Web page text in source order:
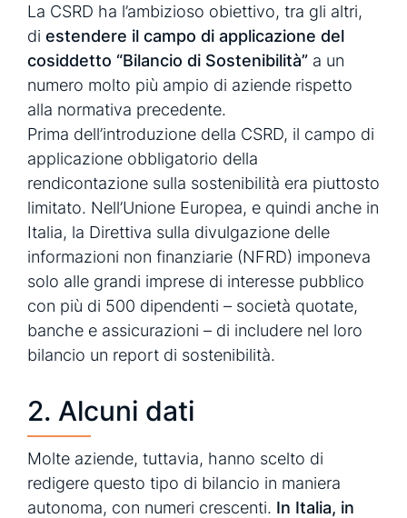
La CSRD ha l’ambizioso obiettivo, tra gli altri,
di estendere il campo di applicazione del
cosiddetto “Bilancio di Sostenibilità” a un
numero molto più ampio di aziende rispetto
alla normativa precedente.
Prima dell’introduzione della CSRD, il campo di
applicazione obbligatorio della
rendicontazione sulla sostenibilità era piuttosto
limitato. Nell’Unione Europea, e quindi anche in
Italia, la Direttiva sulla divulgazione delle
informazioni non finanziarie (NFRD) imponeva
solo alle grandi imprese di interesse pubblico
con più di 500 dipendenti – società quotate,
banche e assicurazioni – di includere nel loro
bilancio un report di sostenibilità.
2. Alcuni dati
Molte aziende, tuttavia, hanno scelto di
redigere questo tipo di bilancio in maniera
autonoma, con numeri crescenti. In Italia, in